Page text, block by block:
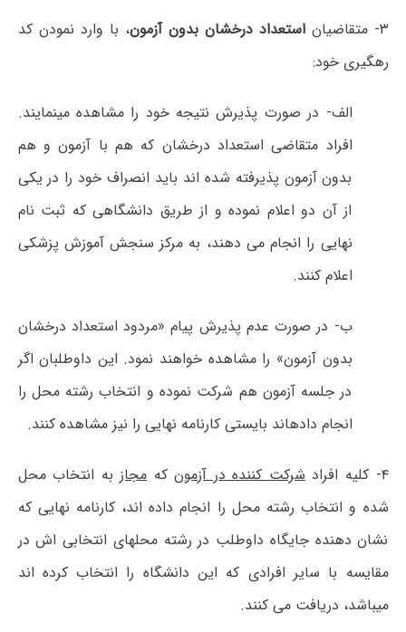
۳- متقاضیان استعداد درخشان بدون آزمون، با وارد نمودن کد
رهگیری خود:
الف- در صورت پذیرش نتیجه خود را مشاهده مینمایند.
افراد متقاضی استعداد درخشان که هم با آزمون و هم
بدون آزمون پذیرفته شده اند باید انصراف خود را در یکی
از آن دو اعلام نموده و از طریق دانشگاهی که ثبت نام
نهایی را انجام می دهند، به مرکز سنجش آموزش پزشکی
اعلام کنند.
ب- در صورت‌ عدم پذیرش پیام «مردود استعداد درخشان
بدون آزمون» را مشاهده خواهند نمود. این داوطلبان اگر
در جلسه آزمون هم شرکت نموده و انتخاب رشته محل را
انجام دادهاند بایستی کارنامه نهایی را نیز مشاهده کنند.
۴- کلیه افراد شرکت کننده در آزمونکهمجازبه انتخاب محل
شده و انتخاب رشته محل را انجام داده اند، کارنامه نهایی که
نشان دهنده جایگاه داوطلب در رشته محلهای انتخابی اش در
مقایسه با سایر افرادی که این دانشگاه را انتخاب کرده اند
میباشد، دریافت می کنند.